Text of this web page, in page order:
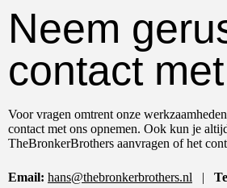
Neem
contact
Voor vragen omtrent onze
contact met ons opnemen. Ook kun je
TheBronkerBrothers aanvragen of het
Email: hans@thebronkerbrothers.nl |